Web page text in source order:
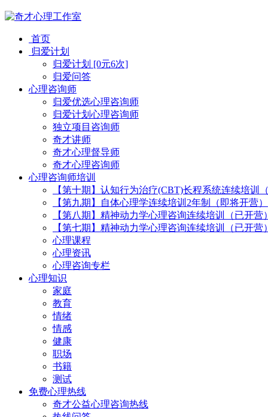
首页
归爱计划
归爱计划 [0元6次]
归爱问答
心理咨询师
归爱优选心理咨询师
归爱计划心理咨询师
独立项目咨询师
奇才讲师
奇才心理督导师
奇才心理咨询师
心理咨询师培训
【第十期】认知行为治疗(CBT)长程系统连续培训
【第九期】自体心理学连续培训2年制（即将开营）
【第八期】精神动力学心理咨询连续培训（已开营）
【第七期】精神动力学心理咨询连续培训（已开营）
心理课程
心理资讯
心理咨询专栏
心理知识
家庭
教育
情绪
情感
健康
职场
书籍
测试
免费心理热线
奇才公益心理咨询热线